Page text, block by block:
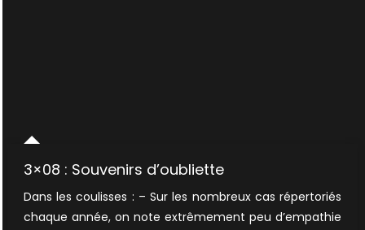
3×08 : Souvenirs d’oubliette
Dans les coulisses : – Sur les nombreux cas répertoriés
chaque année, on note extrêmement peu d’empathie